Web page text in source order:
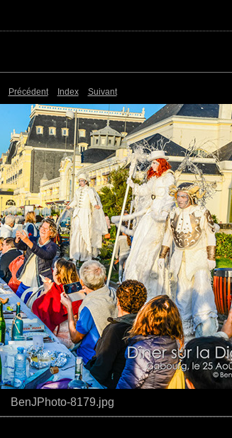
Précédent Index Suivant
BenJPhoto-8179.jpg